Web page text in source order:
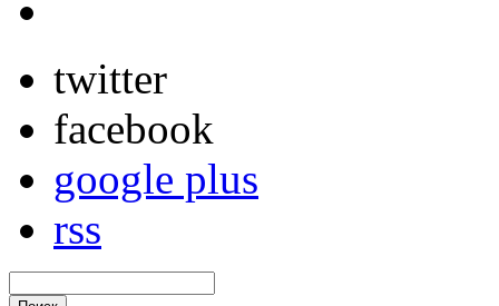
twitter
facebook
google plus
rss